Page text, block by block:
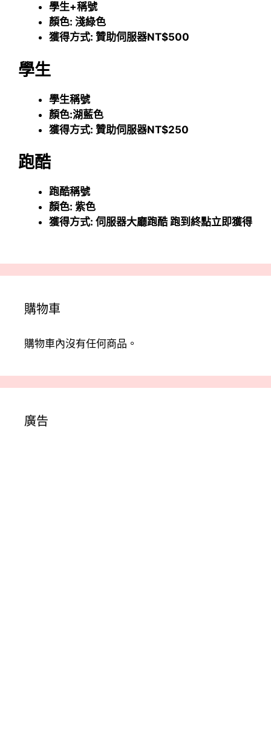
學生+稱號
顏色: 淺綠色
獲得方式: 贊助伺服器NT$500
學生
學生稱號
顏色:湖藍色
獲得方式: 贊助伺服器NT$250
跑酷
跑酷稱號
顏色: 紫色
獲得方式: 伺服器大廳跑酷 跑到終點立即獲得
購物車
購物車內沒有任何商品。
廣告